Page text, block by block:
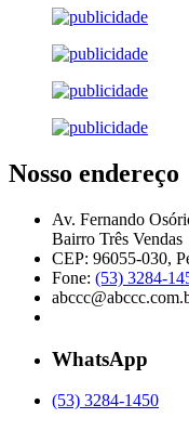
Nosso endereço
Av. Fernando
Bairro Três Vendas
CEP: 96055-030,
Fone: (53) 3284-
WhatsApp
(53) 3284-1450